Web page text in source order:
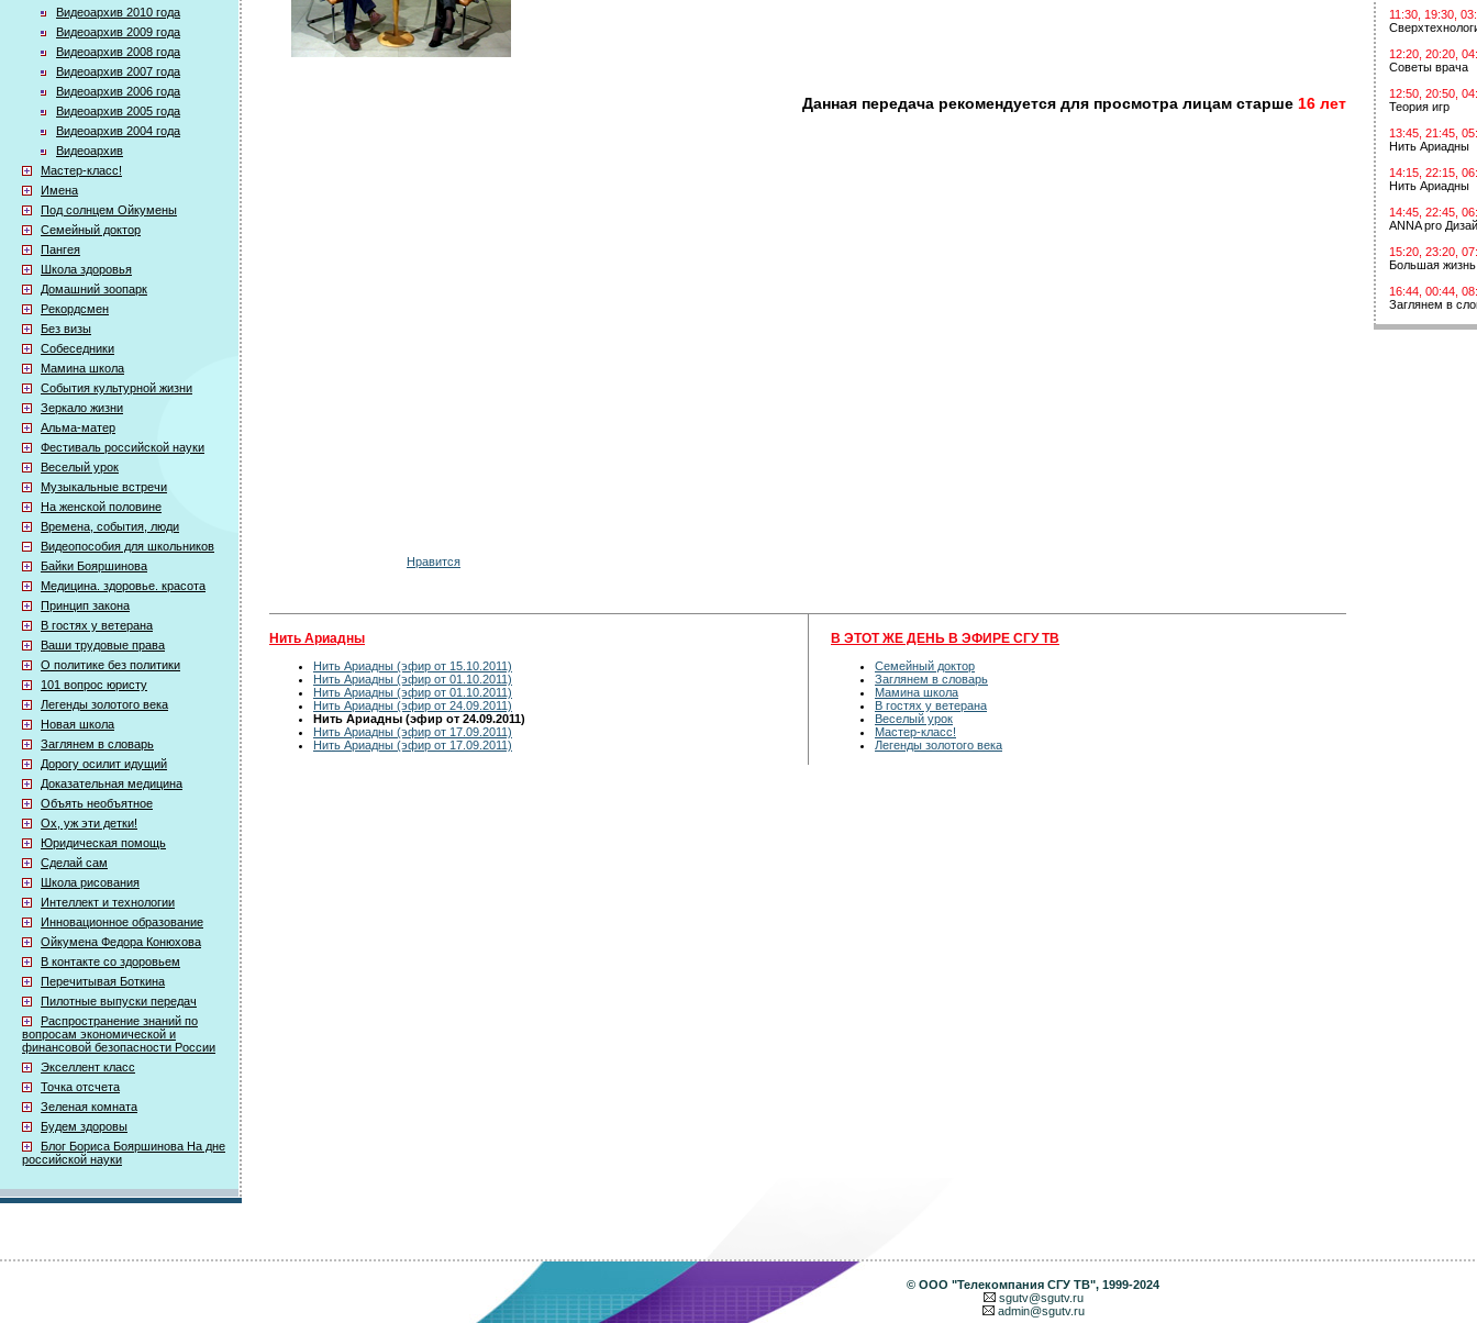
Видеоархив 2010 года
Видеоархив 2009 года
Видеоархив 2008 года
Видеоархив 2007 года
Видеоархив 2006 года
Видеоархив 2005 года
Видеоархив 2004 года
Видеоархив
Мастер-класс!
Имена
Под солнцем Ойкумены
Семейный доктор
Пангея
Школа здоровья
Домашний зоопарк
Рекордсмен
Без визы
Собеседники
Мамина школа
События культурной жизни
Зеркало жизни
Альма-матер
Фестиваль российской науки
Веселый урок
Музыкальные встречи
На женской половине
Времена, события, люди
Видеопособия для школьников
Байки Бояршинова
Медицина. здоровье. красота
Принцип закона
В гостях у ветерана
Ваши трудовые права
О политике без политики
101 вопрос юристу
Легенды золотого века
Новая школа
Заглянем в словарь
Дорогу осилит идущий
Доказательная медицина
Объять необъятное
Ох, уж эти детки!
Юридическая помощь
Сделай сам
Школа рисования
Интеллект и технологии
Инновационное образование
Ойкумена Федора Конюхова
В контакте со здоровьем
Перечитывая Боткина
Пилотные выпуски передач
Распространение знаний по
вопросам экономической и
финансовой безопасности России
Экселлент класс
Точка отсчета
Зеленая комната
Будем здоровы
Блог Бориса Бояршинова На дне
российской науки
Данная передача рекомендуется для просмотра лицам старше 16 лет
Нравится
Нить Ариадны
Нить Ариадны (эфир от 15.10.2011)
Нить Ариадны (эфир от 01.10.2011)
Нить Ариадны (эфир от 01.10.2011)
Нить Ариадны (эфир от 24.09.2011)
Нить Ариадны (эфир от 24.09.2011)
Нить Ариадны (эфир от 17.09.2011)
Нить Ариадны (эфир от 17.09.2011)
В ЭТОТ ЖЕ ДЕНЬ В ЭФИРЕ СГУ ТВ
Семейный доктор
Заглянем в словарь
Мамина школа
В гостях у ветерана
Веселый урок
Мастер-класс!
Легенды золотого века
11:30, 19:30,
12:20, 20:20,
Советы врача
12:50, 20:50,
Теория игр
13:45, 21:45,
Нить Ариадны
14:15, 22:15,
Нить Ариадны
14:45, 22:45,
ANNA pro
15:20, 23:20,
Большая жизнь
16:44, 00:44,
Заглянем в
© ООО "Телекомпания СГУ ТВ", 1999-2024
sgutv@sgutv.ru
admin@sgutv.ru